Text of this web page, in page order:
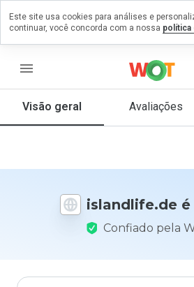
menu
Visão geral Avaliações
islandlife.de é
Confiado pela
um
que
Este site usa cookies para análises e
continuar, você concorda com a nossa política